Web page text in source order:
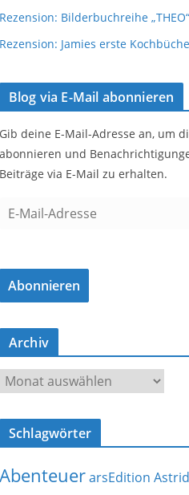
Rezension: Bilderbuchreihe „THEO“
Rezension: Jamies erste
Blog via E-Mail abonnieren
Gib deine E-Mail-Adresse an, um
abonnieren und
Beiträge via E-Mail zu erhalten.
a
l
-
d
s
e
Abonnieren
Archiv
r
c
v
Schlagwörter
AbenteuerarsEdition